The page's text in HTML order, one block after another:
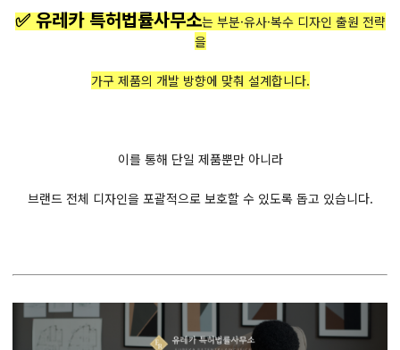
✅ 유레카 특허법률사무소는 부분·유사·복수 디자인 출원 전략
을
가구 제품의 개발 방향에 맞춰 설계합니다.
이를 통해 단일 제품뿐만 아니라
브랜드 전체 디자인을 포괄적으로 보호할 수 있도록 돕고 있습니다.